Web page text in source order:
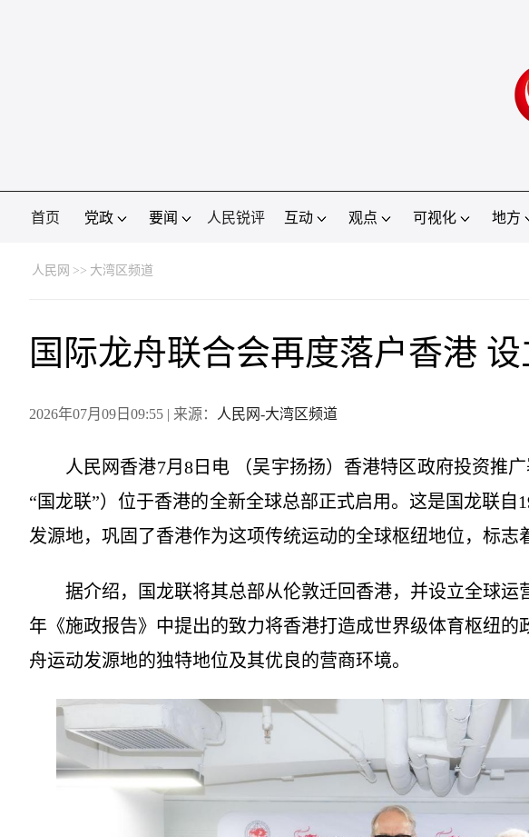
首页 党政 要闻 人民锐评 互动 观点 可视化 地方
人民网 >> 大湾区频道
国际龙舟联合会再度落户香港
2026年07月09日09:55 | 来源： 人民网-大湾区频道
人民网香港7月8日电 （吴宇扬扬）香港特区政府投资推
“国龙联”）位于香港的全新全球总部正式启用。这是国龙联自
发源地，巩固了香港作为这项传统运动的全球枢纽地位，标志
据介绍，国龙联将其总部从伦敦迁回香港，并设立全球运
年《施政报告》中提出的致力将香港打造成世界级体育枢纽
舟运动发源地的独特地位及其优良的营商环境。